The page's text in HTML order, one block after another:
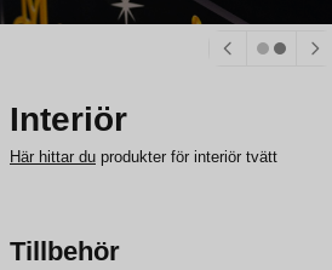
Interiör
Här hittar du produkter för interiör tvätt
Tillbehör